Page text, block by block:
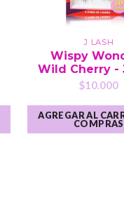
J LASH
Wispy
Wild Cherry -
$10.000
AGREGAR AL
COMPRAS